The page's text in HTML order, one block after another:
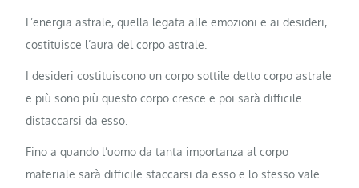
L’energia astrale, quella legata alle emozioni e ai desideri,
costituisce l’aura del corpo astrale.
I desideri costituiscono un corpo sottile detto corpo astrale
e più sono più questo corpo cresce e poi sarà difficile
distaccarsi da esso.
Fino a quando l’uomo da tanta importanza al corpo
materiale sarà difficile staccarsi da esso e lo stesso vale